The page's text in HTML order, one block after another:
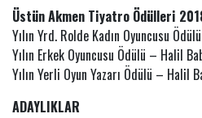
Üstün Akmen Tiyatro Ödülleri
Yılın Yrd. Rolde Kadın Oyuncusu
Yılın Erkek Oyuncusu Ödülü – Halil
​Yılın Yerli Oyun Yazarı Ödülü – Halil
ADAYLIKLAR